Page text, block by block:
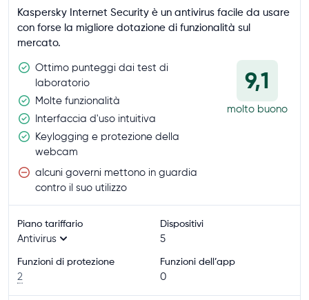
Kaspersky Internet Security è un antivirus facile da usare
con forse la migliore dotazione di funzionalità sul
mercato.
Ottimo punteggi dai test di
laboratorio
Molte funzionalità
Interfaccia d'uso intuitiva
Keylogging e protezione della
webcam
alcuni governi mettono in guardia
contro il suo utilizzo
9,1
molto buono
Piano tariffario
Antivirus
Dispositivi
5
Funzioni di protezione
2
Funzioni dell’app
0